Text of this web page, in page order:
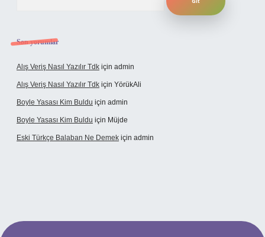
Son yorumlar
Alış Veriş Nasıl Yazılır Tdk için admin
Alış Veriş Nasıl Yazılır Tdk için YörükAli
Boyle Yasası Kim Buldu için admin
Boyle Yasası Kim Buldu için Müjde
Eski Türkçe Balaban Ne Demek için admin
casino